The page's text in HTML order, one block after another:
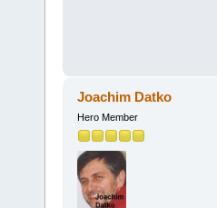
Joachim Datko
Hero Member